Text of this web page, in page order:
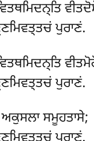
ਪੁਰਾਣਂ.
ਪੁਰਾਣਂ.
ਸਮੂਹਤਾਸੇ;